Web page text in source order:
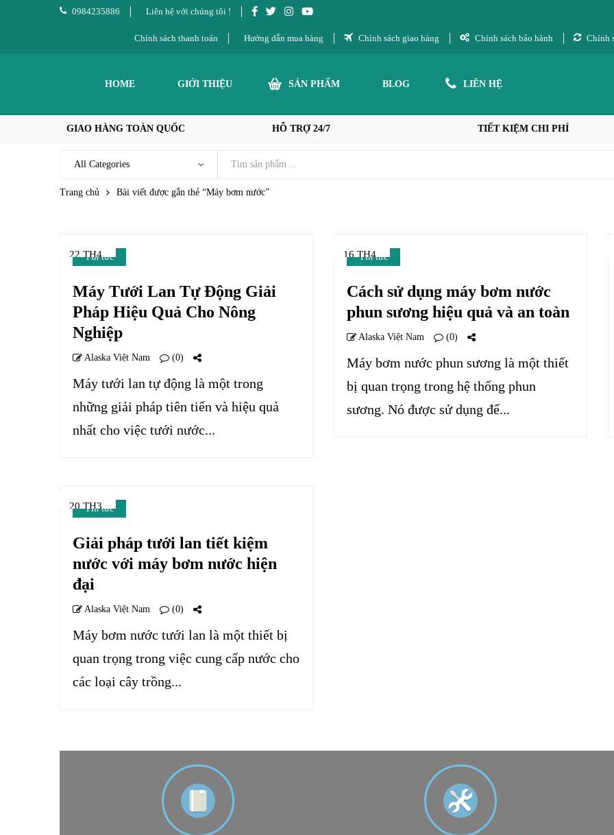
0984235886 Liên hệ với chúng tôi !
Chính sách thanh toán Hướng dẫn mua hàng Chính sách giao hàng Chính sách bảo hành Chính
HOME GIỚI THIỆU SẢN PHẨM BLOG LIÊN HỆ
GIAO HÀNG TOÀN QUỐC HỖ TRỢ 24/7 TIẾT KIỆM CHI PHÍ
Trang chủ Bài viết được gắn thẻ “Máy bơm nước”
22 TH4
Tin tức
Máy Tưới Lan Tự Động Giải
Pháp Hiệu Quả Cho Nông
Nghiệp
Alaska Việt Nam (0)
Máy tưới lan tự động là một trong
những giải pháp tiên tiến và hiệu quả
nhất cho việc tưới nước...
16 TH4
Tin tức
Cách sử dụng máy bơm nước
phun sương hiệu quả và an toàn
Alaska Việt Nam (0)
Máy bơm nước phun sương là một thiết
bị quan trọng trong hệ thống phun
sương. Nó được sử dụng để...
20 TH3
Tin tức
Giải pháp tưới lan tiết kiệm
nước với máy bơm nước hiện
đại
Alaska Việt Nam (0)
Máy bơm nước tưới lan là một thiết bị
quan trọng trong việc cung cấp nước cho
các loại cây trồng...